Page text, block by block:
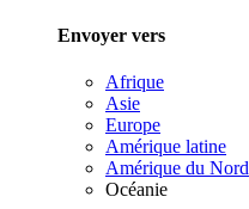
Envoyer vers
Afrique
Asie
Europe
Amérique latine
Amérique du Nord
Océanie